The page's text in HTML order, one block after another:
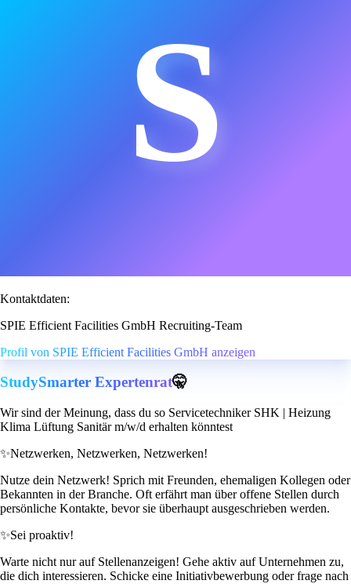
S
Kontaktdaten:
SPIE Efficient Facilities GmbH Recruiting-Team
Profil von SPIE Efficient Facilities GmbH anzeigen
StudySmarter Expertenrat🤫
Wir sind der Meinung, dass du so Servicetechniker SHK | Heizung
Klima Lüftung Sanitär m/w/d erhalten könntest
✨Netzwerken, Netzwerken, Netzwerken!
Nutze dein Netzwerk! Sprich mit Freunden, ehemaligen Kollegen oder
Bekannten in der Branche. Oft erfährt man über offene Stellen durch
persönliche Kontakte, bevor sie überhaupt ausgeschrieben werden.
✨Sei proaktiv!
Warte nicht nur auf Stellenanzeigen! Gehe aktiv auf Unternehmen zu,
die dich interessieren. Schicke eine Initiativbewerbung oder frage nach